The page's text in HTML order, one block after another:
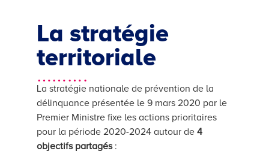
La stratégie
territoriale
……….
La stratégie nationale de prévention de la
délinquance présentée le 9 mars 2020 par le
Premier Ministre fixe les actions prioritaires
pour la période 2020-2024 autour de 4
objectifs partagés: